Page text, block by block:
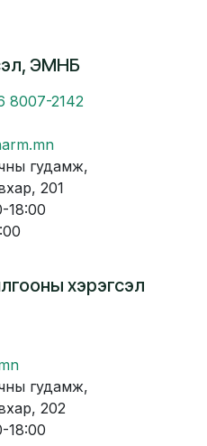
ЭМНБ
8007-2142
гудамж,
201
18:00
хэрэгсэл
гудамж,
202
18:00